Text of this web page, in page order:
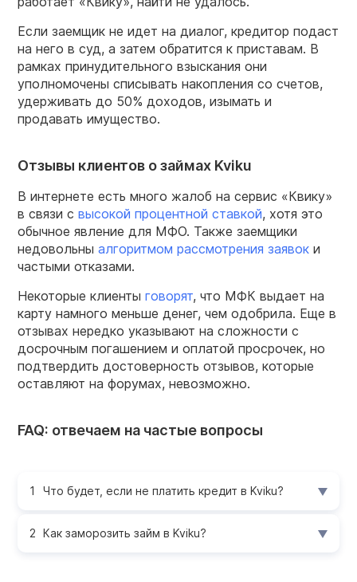
Если заемщик не идет на диалог, кредитор подаст
на него в суд, а затем обратится к приставам. В
рамках принудительного взыскания они
уполномочены списывать накопления со счетов,
удерживать до 50% доходов, изымать и
продавать имущество.
Отзывы клиентов о займах Kviku
В интернете есть много жалоб на сервис «Квику»
в связи с высокой процентной ставкой, хотя это
обычное явление для МФО. Также заемщики
недовольны алгоритмом рассмотрения заявок и
частыми отказами.
Некоторые клиенты говорят, что МФК выдает на
карту намного меньше денег, чем одобрила. Еще в
отзывах нередко указывают на сложности с
досрочным погашением и оплатой просрочек, но
подтвердить достоверность отзывов, которые
оставляют на форумах, невозможно.
FAQ: отвечаем на частые вопросы
Что будет, если не платить кредит в Kviku?
Как заморозить займ в Kviku?